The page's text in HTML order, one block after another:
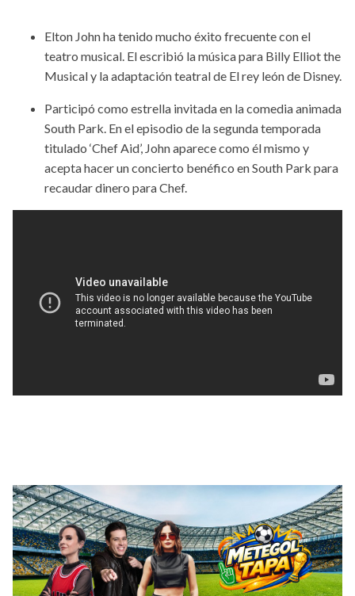
Elton John ha tenido mucho éxito frecuente con el
teatro musical. El escribió la música para Billy Elliot the
Musical y la adaptación teatral de El rey león de Disney.
Participó como estrella invitada en la comedia animada
South Park. En el episodio de la segunda temporada
titulado ‘Chef Aid’, John aparece como él mismo y
acepta hacer un concierto benéfico en South Park para
recaudar dinero para Chef.